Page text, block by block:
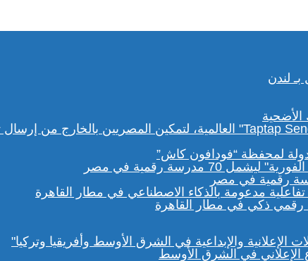
رقمي ذكي في مطار القاهرة